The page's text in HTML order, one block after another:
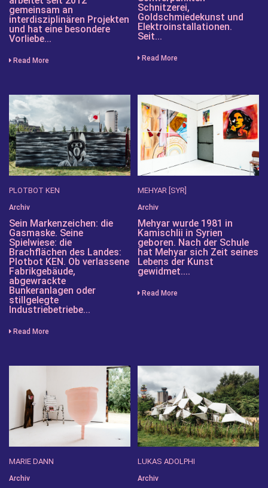
gemeinsam an
interdisziplinären Projekten
und hat eine besondere
Vorliebe...
Read More
Schnitzerei,
Goldschmiedekunst und
Elektroinstallationen.
Seit...
Read More
PLOTBOT KEN
Archiv
Sein Markenzeichen: die
Gasmaske. Seine
Spielwiese: die
Brachflächen des Landes:
Plotbot KEN. Ob verlassene
Fabrikgebäude,
abgewrackte
Bunkeranlagen oder
stillgelegte
Industriebetriebe...
Read More
MEHYAR [SYR]
Archiv
Mehyar wurde 1981 in
Kamischlii in Syrien
geboren. Nach der Schule
hat Mehyar sich Zeit seines
Lebens der Kunst
gewidmet....
Read More
MARIE DANN
Archiv
LUKAS ADOLPHI
Archiv